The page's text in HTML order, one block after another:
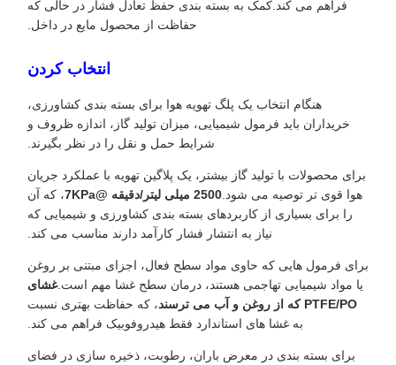
فراهم می کند.کمک به بسته بندی حفظ تعادل فشار در حالی که
حفاظت از محصول مایع در داخل.
انتخاب کردن
هنگام انتخاب یک پلگ تهویه هوا برای بسته بندی کشاورزی،
خریداران باید فرمول شیمیایی، میزان تولید گاز، اندازه ظروف و
شرایط حمل و نقل را در نظر بگیرند.
برای محصولات با تولید گاز بیشتر، یک پلاگین تهویه با عملکرد جریان
هوا قوی تر توصیه می شود.2500 میلی لیتر/دقیقه @7KPa
، که آن
را برای بسیاری از کاربردهای بسته بندی کشاورزی و شیمیایی که
نیاز به انتشار فشار کارآمد دارند مناسب می کند.
برای فرمول هایی که حاوی مواد سطح فعال، اجزای مبتنی بر روغن
یا مواد شیمیایی تهاجمی هستند، درمان سطح غشا مهم است.غشای
PTFE/PO که از روغن و آب می ترسند
، که حفاظت بهتری نسبت
به غشا های استاندارد فقط هیدروفوبیک فراهم می کند.
برای بسته بندی در معرض باران، رطوبت، ذخیره سازی در فضای